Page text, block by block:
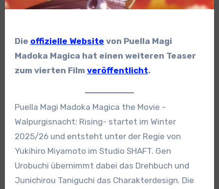
Die offizielle Website von Puella Magi
Madoka Magica hat einen weiteren Teaser
zum vierten Film veröffentlicht.
Puella Magi Madoka Magica the Movie -
Walpurgisnacht: Rising- startet im Winter
2025/26 und entsteht unter der Regie von
Yukihiro Miyamoto im Studio SHAFT. Gen
Urobuchi übernimmt dabei das Drehbuch und
Junichirou Taniguchi das Charakterdesign. Die